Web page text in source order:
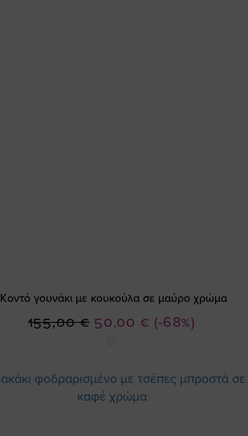
Κοντό γουνάκι με κουκούλα σε μαύρο χρώμα
(-68%)
Ειδική
50,00 €
155,00 €